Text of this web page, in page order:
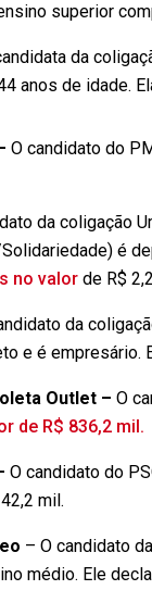
superior
da
anos de idade.
O candidato do
da coligação
é
no valor de R$
da
e é empresário.
Outlet – O
de R$ 836,2 mil.
O candidato do
mil.
– O candidato
médio. Ele